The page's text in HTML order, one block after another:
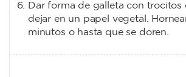
Dar forma de galleta con trocitos
dejar en un papel vegetal.
minutos o hasta que se doren.